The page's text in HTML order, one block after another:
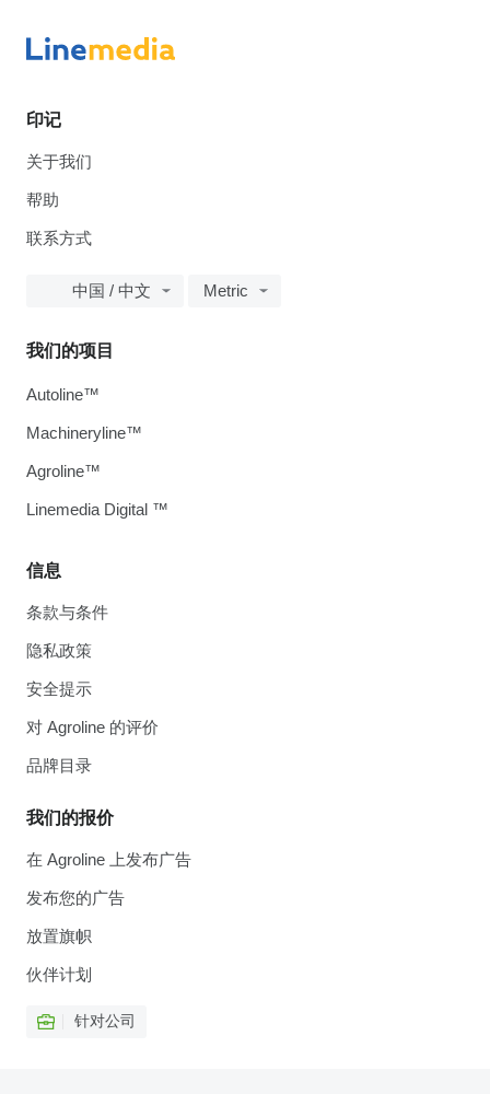
印记
关于我们
帮助
联系方式
中国 / 中文 Metric
信息
条款与条件
隐私政策
安全提示
对 Agroline 的评价
品牌目录
我们的报价
在 Agroline 上发布广告
发布您的广告
放置旗帜
伙伴计划
针对公司
我们的项目
Autoline™
Machineryline™
Agroline™
Linemedia Digital ™